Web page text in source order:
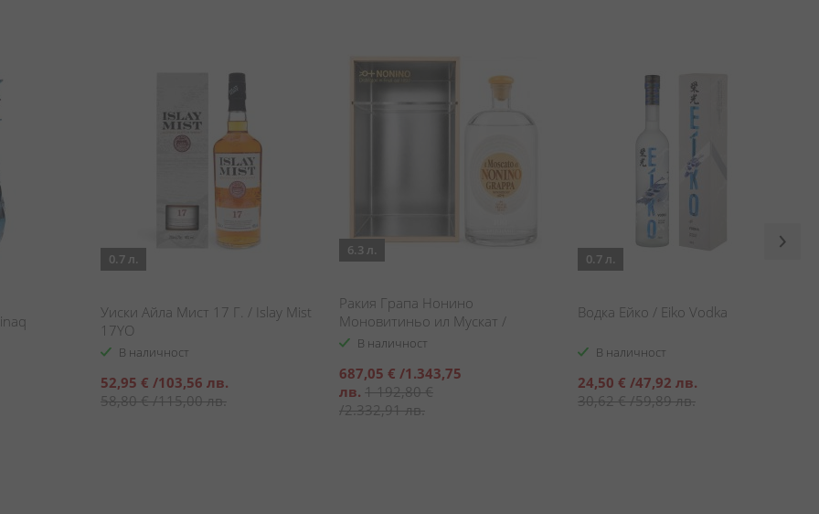
0.7 л.
Уиски Айла Мист 17 Г. / Islay Mist
17YO
В наличност
Специална
цена
52,95 € /103,56 лв.
58,80 €/115,00 лв.
6.3 л.
Ракия Грапа Нонино
Моновитиньо ил Мускат /
Grappa Nonino Monovitigno Il
В наличност
Специална
цена
687,05 € /1.343,75
лв. 1 192,80 €
/2.332,91 лв.
0.7 л.
Водка Ейко / Eiko Vodka
В наличност
Специална
цена
24,50 € /47,92 лв.
30,62 €/59,89 лв.